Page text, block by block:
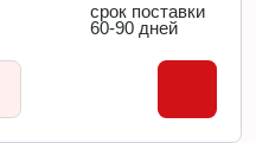
срок поставки
60-90 дней